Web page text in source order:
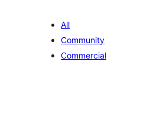
All
Community
Commercial